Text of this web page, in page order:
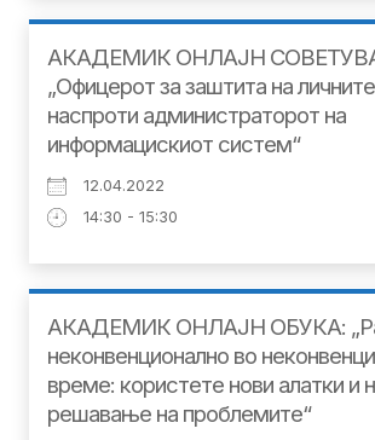
АКАДЕМИК ОНЛАЈН
„Офицерот за заштита на
наспроти администраторот на
информацискиот систем“
12.04.2022
14:30 - 15:30
АКАДЕМИК ОНЛАЈН ОБУКА:
неконвенционално во
време: користете нови алатки и
решавање на проблемите“